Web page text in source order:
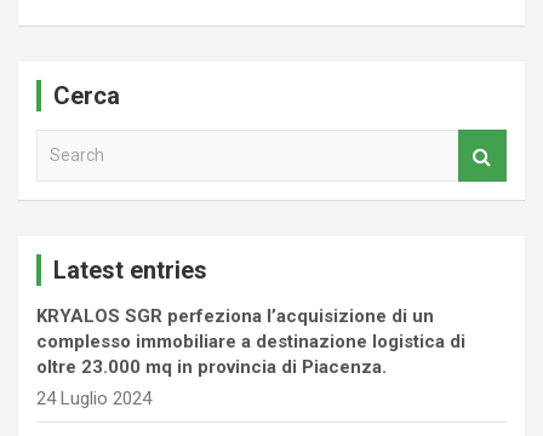
Cerca
Latest entries
KRYALOS SGR perfeziona l’acquisizione di un
complesso immobiliare a destinazione logistica di
oltre 23.000 mq in provincia di Piacenza.
24 Luglio 2024